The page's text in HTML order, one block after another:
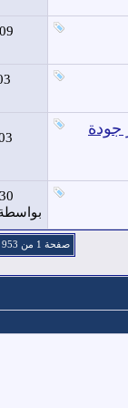
جودة
صفحة 1 من 953